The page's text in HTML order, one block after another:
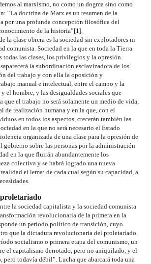
al marxismo, no como un dogma sino como
“La doctrina de Marx es un resumen de la
por una profunda concepción filosófica del
de la historia”[1].
la clase obrera es la sociedad sin explotadores ni
comunista. Sociedad en la que en toda la Tierra
todas las clases, los privilegios y la opresión.
la subordinación esclavizadora de los
del trabajo y con ella la oposición y
manual e intelectual, entre el campo y la
el hombre, y las desigualdades sociales que
que el trabajo no será solamente un medio de vida,
de realización humana y en la que, con el
en todos los aspectos, crecerán también las
en la que no será necesario el Estado
organizada de una clase para la opresión de
gobierno sobre las personas por la administración
en la que fluirán abundantemente los
colectiva y se habrá logrado una nueva
el lema: de cada cual según su capacidad, a
la sociedad capitalista y la sociedad comunista
revolucionaria de la primera en la
un período político de transición, cuyo
que la dictadura revolucionaria del proletariado.
socialismo o primera etapa del comunismo, un
el capitalismo derrotado, pero no aniquilado, y el
pero todavía débil”. Lucha que abarcará toda una